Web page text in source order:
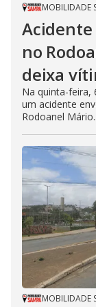
MOBILIDADE
no
deixa
Na quinta-feira,
um acidente
Rodoanel
MOBILIDADE